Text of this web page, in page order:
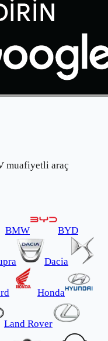
muafiyetli araç
BMW BYD
Dacia
Honda
Land Rover